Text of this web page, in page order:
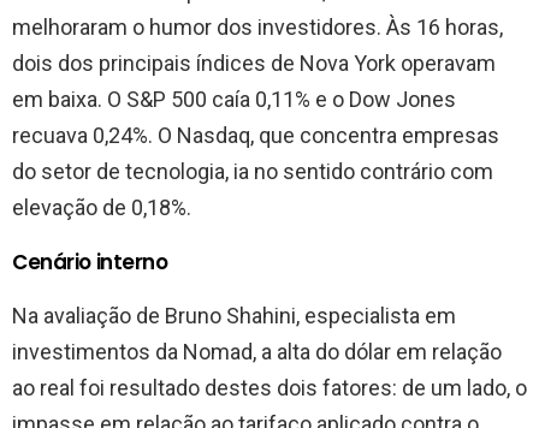
melhoraram o humor dos investidores. Às 16 horas,
dois dos principais índices de Nova York operavam
em baixa. O S&P 500 caía 0,11% e o Dow Jones
recuava 0,24%. O Nasdaq, que concentra empresas
do setor de tecnologia, ia no sentido contrário com
elevação de 0,18%.
Cenário interno
Na avaliação de Bruno Shahini, especialista em
investimentos da Nomad, a alta do dólar em relação
ao real foi resultado destes dois fatores: de um lado, o